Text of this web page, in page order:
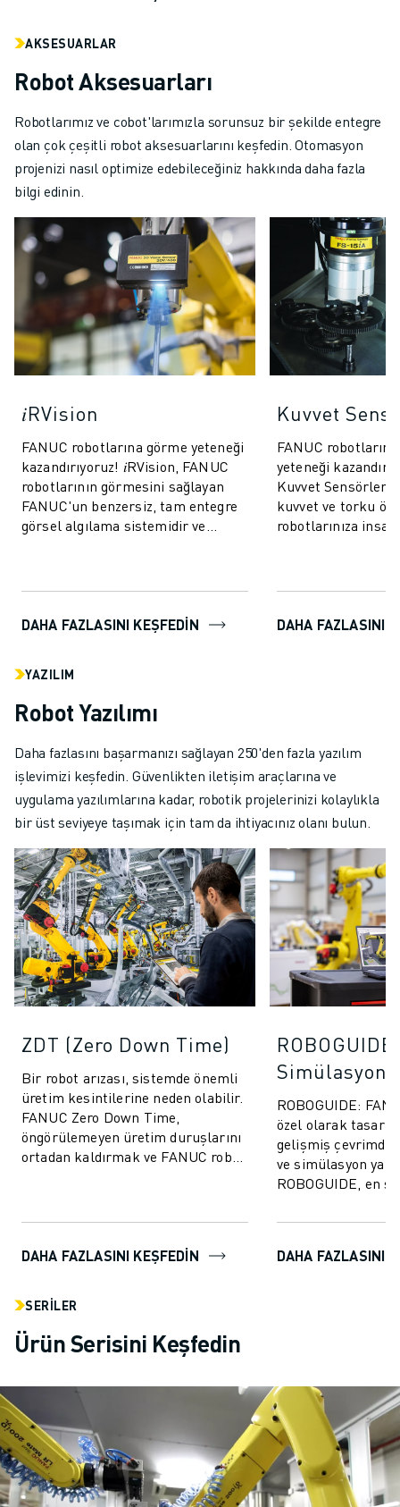
AKSESUARLAR
Robot Aksesuarları
Robotlarımız ve cobot'larımızla sorunsuz bir şekilde entegre
olan çok çeşitli robot aksesuarlarını keşfedin. Otomasyon
projenizi nasıl optimize edebileceğiniz hakkında daha fazla
bilgi edinin.
𝑖RVision
FANUC robotlarına görme yeteneği
kazandırıyoruz! 𝑖RVision, FANUC
robotlarının görmesini sağlayan
FANUC'un benzersiz, tam entegre
görsel algılama sistemidir ve
DAHA FAZLASINI KEŞFEDİN
Kuvvet
FANUC
yeteneği
Kuvvet Sensörleri,
kuvvet ve torku
robotlarınıza
DAHA FAZLASINI
YAZILIM
Robot Yazılımı
Daha fazlasını başarmanızı sağlayan 250'den fazla yazılım
işlevimizi keşfedin. Güvenlikten iletişim araçlarına ve
uygulama yazılımlarına kadar, robotik projelerinizi kolaylıkla
bir üst seviyeye taşımak için tam da ihtiyacınız olanı bulun.
ZDT (Zero Down Time)
Bir robot arızası, sistemde önemli
üretim kesintilerine neden olabilir.
FANUC Zero Down Time,
öngörülemeyen üretim duruşlarını
ortadan kaldırmak ve FANUC robot
DAHA FAZLASINI KEŞFEDİN
ROBOGUIDE
Simülasyon
ROBOGUIDE:
özel olarak
gelişmiş
ve simülasyon
ROBOGUIDE, en
kolayca oluştur...
DAHA FAZLASINI
SERILER
Ürün Serisini Keşfedin